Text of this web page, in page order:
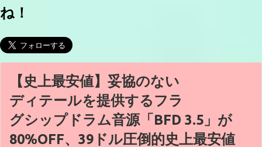
ね！
【史上最安値】妥協のない
ディテールを提供するフラ
グシップドラム音源「BFD 3.5」が
80%OFF、39ドル圧倒的史上最安値